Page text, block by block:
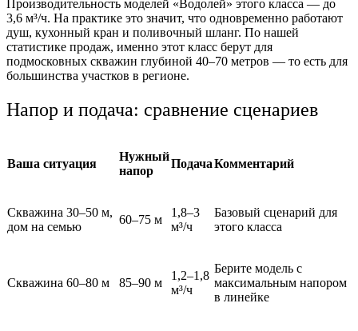
Производительность моделей «Водолей» этого класса — до
3,6 м³/ч. На практике это значит, что одновременно работают
душ, кухонный кран и поливочный шланг. По нашей
статистике продаж, именно этот класс берут для
подмосковных скважин глубиной 40–70 метров — то есть для
большинства участков в регионе.
Напор и подача: сравнение сценариев
Ваша ситуация
Нужный
напор
ПодачаКомментарий
Скважина 30–50 м,
дом на семью
60–75 м
1,8–3
м³/ч
Базовый сценарий для
этого класса
Скважина 60–80 м 85–90 м
1,2–1,8
м³/ч
Берите модель с
максимальным напором
в линейке